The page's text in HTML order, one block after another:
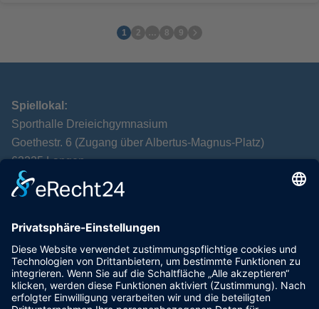
1 2 … 8 9
Spiellokal:
Sporthalle Dreieichgymnasium
Goethestr. 6 (Zugang über Albertus-Magnus-Platz)
63225 Langen
TTC Langen
Spenglerstr. 40
63303 Dreieich
VEREIN